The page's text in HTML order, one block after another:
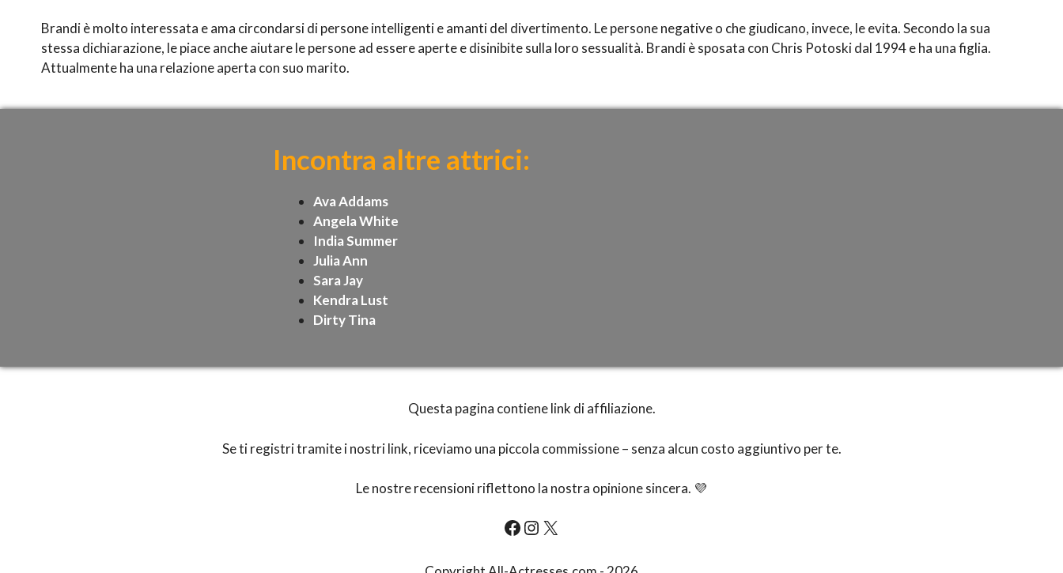
Brandi è molto interessata e ama circondarsi di persone intelligenti e amanti del divertimento. Le persone negative o che giudicano, invece, le evita. Secondo la sua
stessa dichiarazione, le piace anche aiutare le persone ad essere aperte e disinibite sulla loro sessualità. Brandi è sposata con Chris Potoski dal 1994 e ha una figlia.
Attualmente ha una relazione aperta con suo marito.
Incontra altre attrici:
Ava Addams
Angela White
India Summer
Julia Ann
Sara Jay
Kendra Lust
Dirty Tina
Questa pagina contiene link di affiliazione.
Se ti registri tramite i nostri link, riceviamo una piccola commissione – senza alcun costo aggiuntivo per te.
Le nostre recensioni riflettono la nostra opinione sincera. 💜
All-Actresses.com Facebook All-Actresses.com Instagram All-Actresses.com Instagram on X